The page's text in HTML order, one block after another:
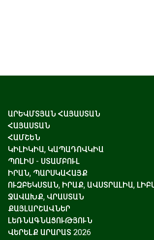
ԱՐԵՎՄՏՅԱՆ ՀԱՅԱՍՏԱՆ
ՀԱՅԱՍՏԱՆ
ՀԱՄՇԵՆ
ԿԻԼԻԿԻԱ, ԿԱՊԱԴՈՎԿԻԱ
ՊՈԼԻՍ - ՍՏԱՄԲՈՒԼ
ԻՐԱՆ, ՊԱՐՍԿԱՀԱՅՔ
ՈՒԶԲԵԿՍՏԱՆ, ԻՐԱՔ, ԱՎՍՏՐԱԼԻԱ,
ՋԱՎԱԽՔ, ՎՐԱՍՏԱՆ
ՔԱՅԼԱՐՇԱՎՆԵՐ
ԼԵՌՆԱԳՆԱՑՈՒԹՅՈՒՆ
ՎԵՐԵԼՔ ԱՐԱՐԱՏ 2026